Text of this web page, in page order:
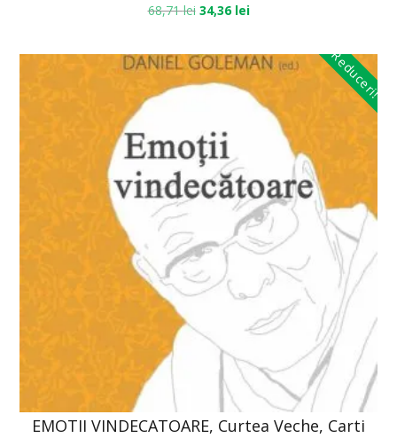
68,71lei 34,36 lei
Reduceri!
EMOTII VINDECATOARE, Curtea Veche, Carti